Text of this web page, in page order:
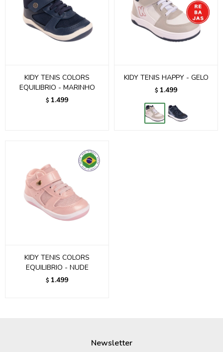
KIDY TENIS COLORS
EQUILIBRIO - MARINHO
$ 1.499
KIDY TENIS HAPPY - GELO
$ 1.499
KIDY TENIS COLORS
EQUILIBRIO - NUDE
$ 1.499
Newsletter